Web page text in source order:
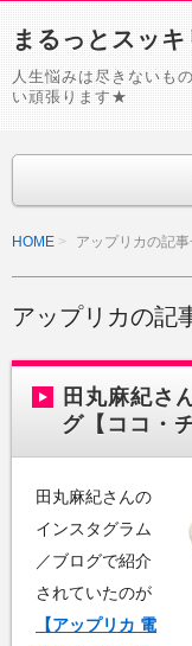
まるっとスッ
人生悩みは尽きないも
い頑張ります★
HOME アップリカの記事
アップリカの記
田丸麻紀さ
グ【ココ・
田丸麻紀さんの
インスタグラム
／ブログで紹介
されていたのが
【アップリカ 電